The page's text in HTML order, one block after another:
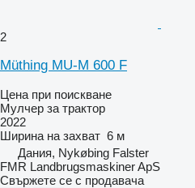
2
Müthing MU-M 600 F
Цена при поискване
Мулчер за трактор
2022
Ширина на захват 6 м
Дания, Nykøbing Falster
FMR Landbrugsmaskiner ApS
Свържете се с продавача